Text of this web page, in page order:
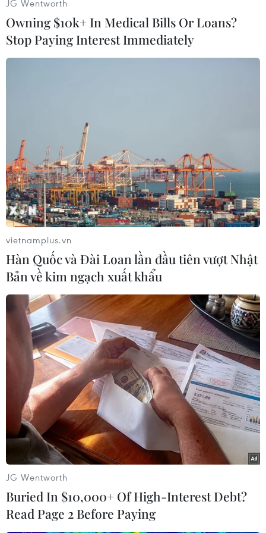
bộ lông mi giả ở hiệu thuốc và dùng nhíp để
đínhlên mắt. Việc này không hề dễ dàng tí nào,
nhưng khi làm thành công rồi thì đôimắt của
bạn sẽ có một vẻ đẹp xứng đáng"./.
#Emma Roberts #Múa cột
#Kiêng khem
#Mảnh mai
#Luyện tập
Theo dõi VietnamPlus
TIN CÙNG CHUYÊN MỤC
Phim Việt tham dự Liên hoan phim
JG Wentworth
Owning $10k+ In Medical Bills Or Loans?
Stop Paying Interest Immediately
vietnamplus.vn
Hàn Quốc và Đài Loan lần đầu tiên vượt Nhật
Bản về kim ngạch xuất khẩu
JG Wentworth
Buried In $10,000+ Of High-Interest Debt?
Read Page 2 Before Paying